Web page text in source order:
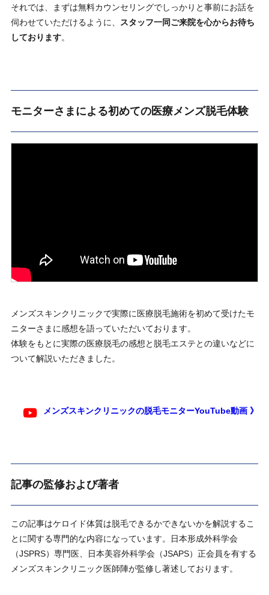
それでは、まずは無料カウンセリングでしっかりと事前にお話を
伺わせていただけるように、
スタッフ一同ご来院を心からお待ち
しております。
モニターさまによる初めての医療メンズ脱毛体験
メンズスキンクリニックで実際に医療脱毛施術を初めて受けたモ
ニターさまに感想を語っていただいております。
体験をもとに実際の医療脱毛の感想と脱毛エステとの違いなどに
ついて解説いただきました。
メンズスキンクリニックの脱毛モニターYouTube動画 》
記事の監修および著者
この記事はケロイド体質は脱毛できるかできないかを解説するこ
とに関する専門的な内容になっています。日本形成外科学会
（JSPRS）専門医、日本美容外科学会（JSAPS）正会員を有する
メンズスキンクリニック医師陣が監修し著述しております。